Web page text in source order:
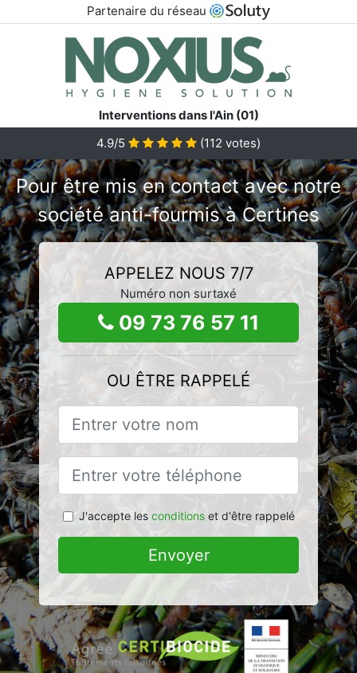
Partenaire du réseau
Interventions dans l'Ain (01)
4.9/5
(112 votes)
Pour être mis en contact avec notre
société anti-fourmis à Certines
APPELEZ NOUS 7/7
Numéro non surtaxé
09 73 76 57 11
OU ÊTRE RAPPELÉ
J'accepte les conditionset d'être rappelé
Envoyer